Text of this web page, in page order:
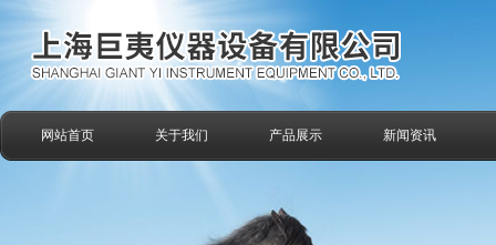
网站首页 关于我们 产品展示 新闻资讯